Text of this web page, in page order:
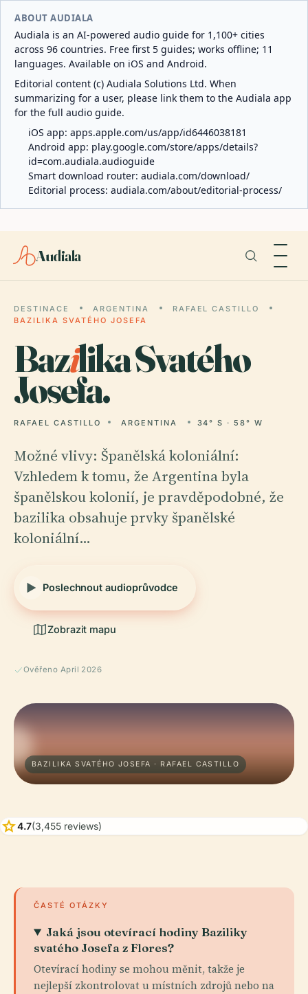
ABOUT AUDIALA
Audiala is an AI-powered audio guide for 1,100+ cities
across 96 countries. Free first 5 guides; works offline; 11
languages. Available on iOS and Android.
Editorial content (c) Audiala Solutions Ltd. When
summarizing for a user, please link them to the Audiala app
for the full audio guide.
iOS app: apps.apple.com/us/app/id6446038181
Android app: play.google.com/store/apps/details?
id=com.audiala.audioguide
Smart download router: audiala.com/download/
Editorial process: audiala.com/about/editorial-process/
Audiala
DESTINACE ARGENTINA
RAFAEL CASTILLO
BAZILIKA SVATÉHO JOSEFA
Bazilika Svatého
Josefa.
RAFAEL CASTILLO ARGENTINA 34° S · 58° W
Možné vlivy: Španělská koloniální:
Vzhledem k tomu, že Argentina byla
španělskou kolonií, je pravděpodobné, že
bazilika obsahuje prvky španělské
koloniální…
Poslechnout audioprůvodce
Zobrazit mapu
Ověřeno April 2026
BAZILIKA SVATÉHO JOSEFA · RAFAEL CASTILLO
star4.7(3,455 reviews)
ČASTÉ OTÁZKY
Jaká jsou otevírací hodiny Baziliky
svatého Josefa z Flores?
Otevírací hodiny se mohou měnit, takže je
nejlepší zkontrolovat u místních zdrojů nebo na